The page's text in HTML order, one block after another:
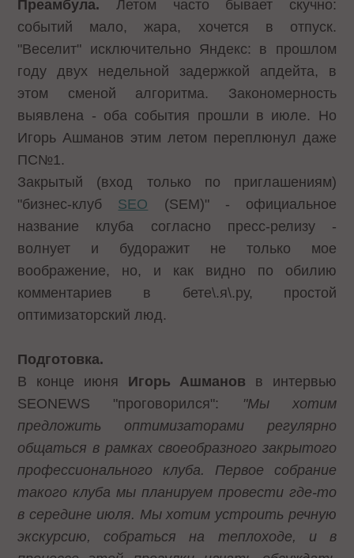
Преамбула. Летом часто бывает скучно:
событий мало, жара, хочется в отпуск.
"Веселит" исключительно Яндекс: в прошлом
году двух недельной задержкой апдейта, в
этом сменой алгоритма. Закономерность
выявлена - оба события прошли в июле. Но
Игорь Ашманов этим летом переплюнул даже
ПС№1.
Закрытый (вход только по приглашениям)
"бизнес-клуб SEO (SEM)" - официальное
название клуба согласно пресс-релизу -
волнует и будоражит не только мое
воображение, но, и как видно по обилию
комментариев в бете\.я\.ру, простой
оптимизаторский люд.
Подготовка.
В конце июня Игорь Ашманов в интервью
SEONEWS "проговорился":
"Мы хотим
предложить оптимизаторами регулярно
общаться в рамках своеобразного закрытого
профессионального клуба. Первое собрание
такого клуба мы планируем провести где-то
в середине июля. Мы хотим устроить речную
экскурсию, собраться на теплоходе, и в